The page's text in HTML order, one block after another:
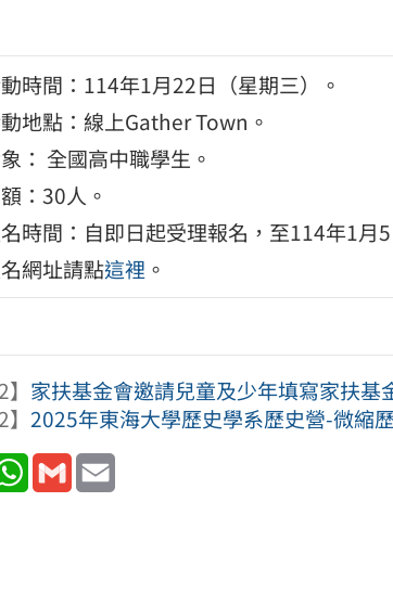
時間：114年1月22日（星期三）。
地點：線上Gather Town。
： 全國高中職學生。
：30人。
時間：自即日起受理報名，至114年1月5
網址請點這裡 。
家扶基金會邀請兒童及少年填寫家扶
】2025年東海大學歷史學系歷史營-微縮
WhatsApp
Gmail